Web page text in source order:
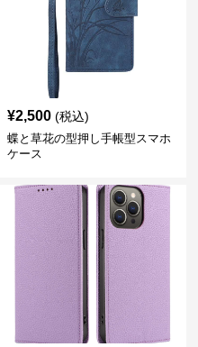
¥2,500 (税込)
蝶と草花の型押し手帳型スマホ
ケース